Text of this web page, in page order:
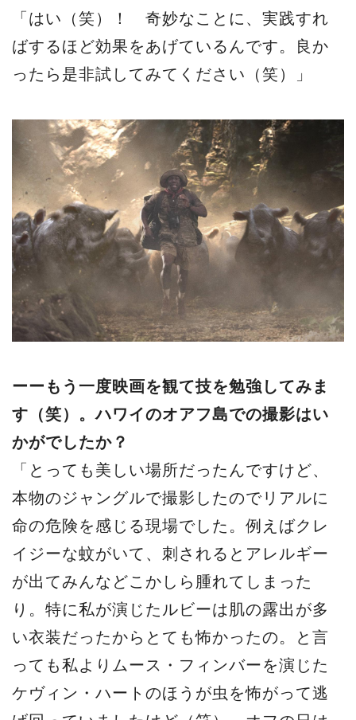
「はい（笑）！ 奇妙なことに、実践すれ
ばするほど効果をあげているんです。良か
ったら是非試してみてください（笑）」
ーーもう一度映画を観て技を勉強してみま
す（笑）。ハワイのオアフ島での撮影はい
かがでしたか？
「とっても美しい場所だったんですけど、
本物のジャングルで撮影したのでリアルに
命の危険を感じる現場でした。例えばクレ
イジーな蚊がいて、刺されるとアレルギー
が出てみんなどこかしら腫れてしまった
り。特に私が演じたルビーは肌の露出が多
い衣装だったからとても怖かったの。と言
っても私よりムース・フィンバーを演じた
ケヴィン・ハートのほうが虫を怖がって逃